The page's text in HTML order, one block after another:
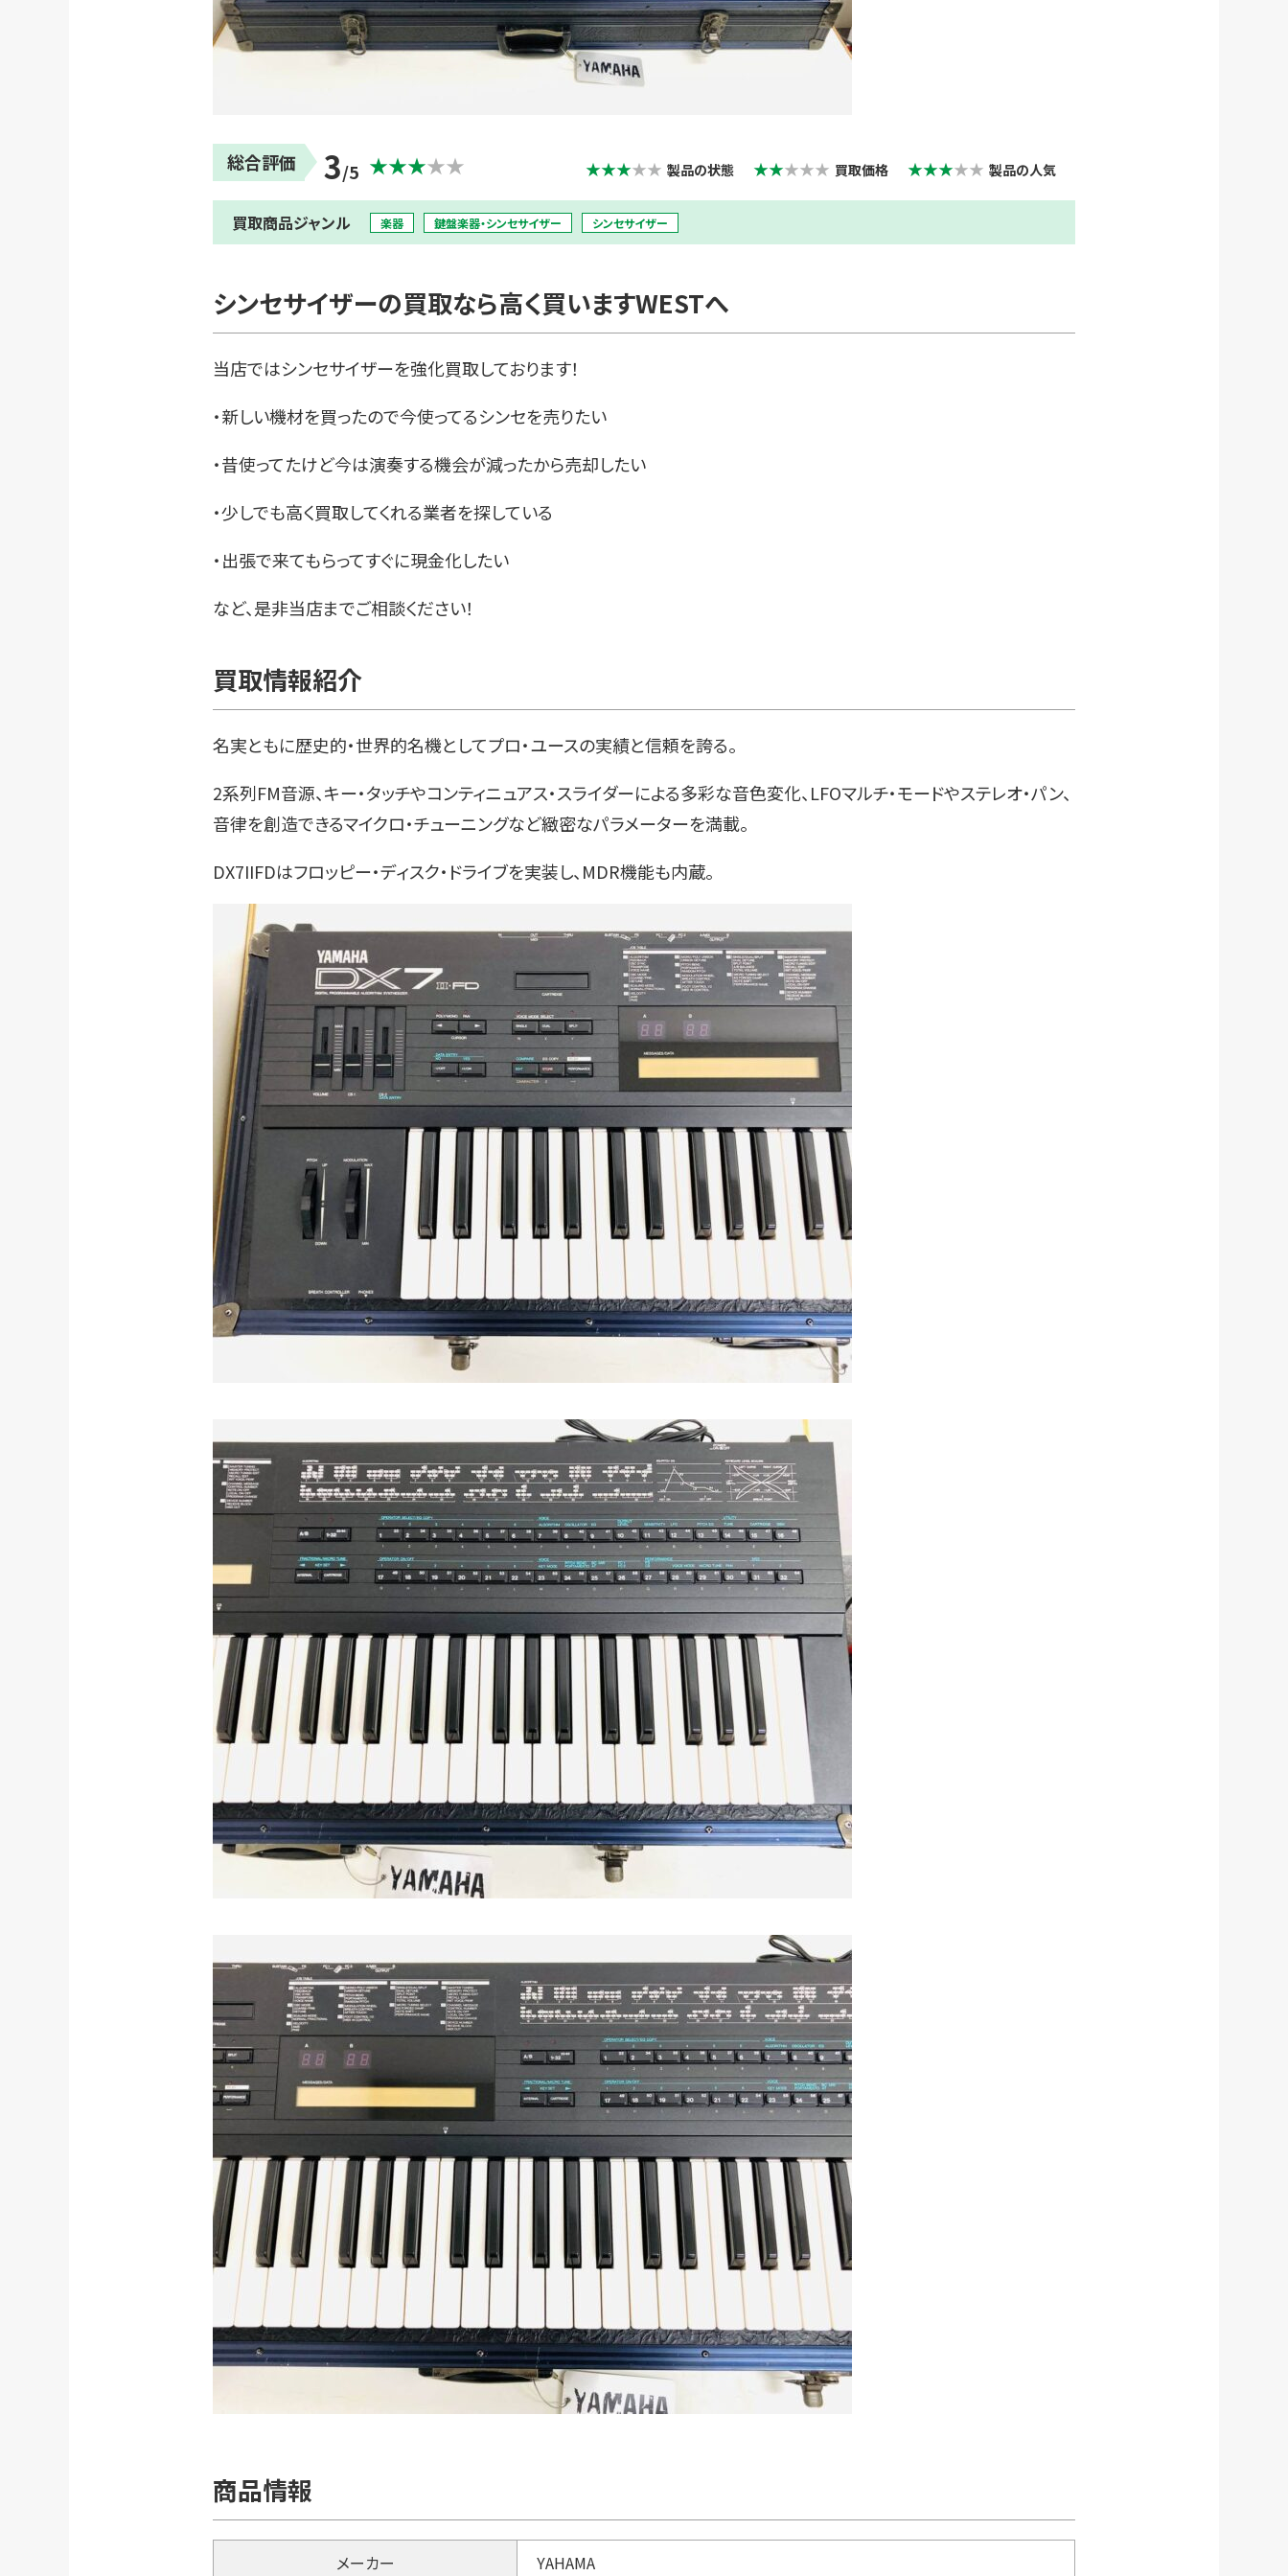
総合評価 3/5 ★★★★★ ★★★★★ 製品の状態 ★★★★★ 買取価格 ★★★★★ 製品の人気
買取商品ジャンル 楽器 鍵盤楽器・シンセサイザー シンセサイザー
シンセサイザーの買取なら高く買いますWESTへ
当店ではシンセサイザーを強化買取しております！
・新しい機材を買ったので今使ってるシンセを売りたい
・昔使ってたけど今は演奏する機会が減ったから売却したい
・少しでも高く買取してくれる業者を探している
・出張で来てもらってすぐに現金化したい
など、是非当店までご相談ください！
買取情報紹介
名実ともに歴史的・世界的名機としてプロ・ユースの実績と信頼を誇る。
2系列FM音源、キー・タッチやコンティニュアス・スライダーによる多彩な音色変化、LFOマルチ・モードやステレオ・パン、
音律を創造できるマイクロ・チューニングなど緻密なパラメーターを満載。
DX7IIFDはフロッピー・ディスク・ドライブを実装し、MDR機能も内蔵。
商品情報
メーカー YAHAMA